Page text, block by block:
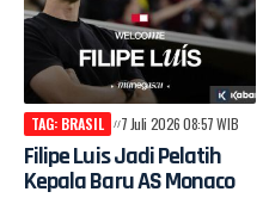
TAG: BRASIL 7 Juli 2026 08:57 WIB
Filipe Luis Jadi Pelatih
Kepala Baru AS Monaco